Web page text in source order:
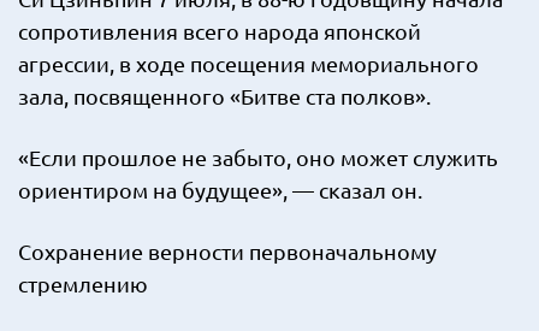
сопротивления всего народа японской
агрессии, в ходе посещения мемориального
зала, посвященного «Битве ста полков».
«Если прошлое не забыто, оно может служить
ориентиром на будущее», — сказал он.
Сохранение верности первоначальному
стремлению